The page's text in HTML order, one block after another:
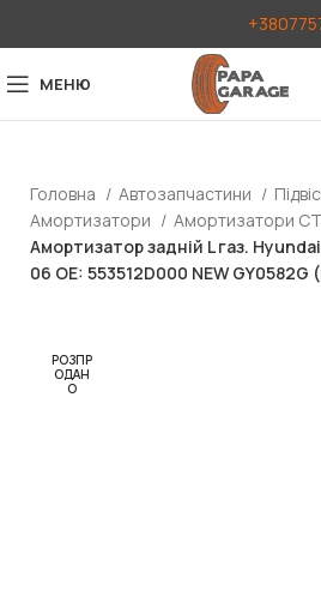
МЕНЮ
Головна Автозапчастини
Амортизатори
Амортизатори
Амортизатор задній L газ.
06 OE: 553512D000 NEW GY0582G
РОЗПР
ОДАН
О